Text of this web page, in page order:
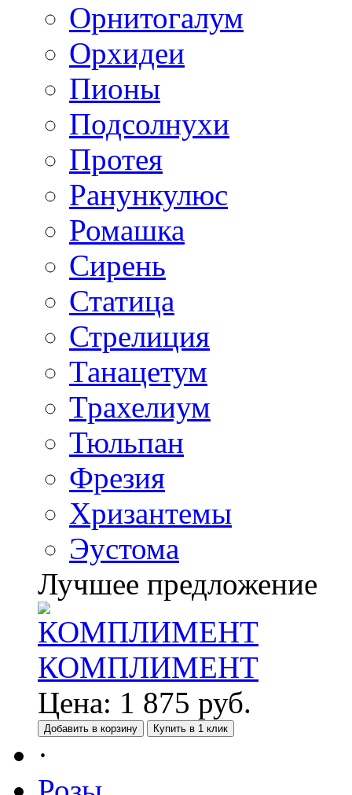
Орнитогалум
Орхидеи
Пионы
Подсолнухи
Протея
Ранункулюс
Ромашка
Сирень
Статица
Стрелиция
Танацетум
Трахелиум
Тюльпан
Фрезия
Хризантемы
Эустома
Лучшее предложение
КОМПЛИМЕНТ
Цена: 1 875 руб.
Добавить в корзину Купить в 1 клик
·